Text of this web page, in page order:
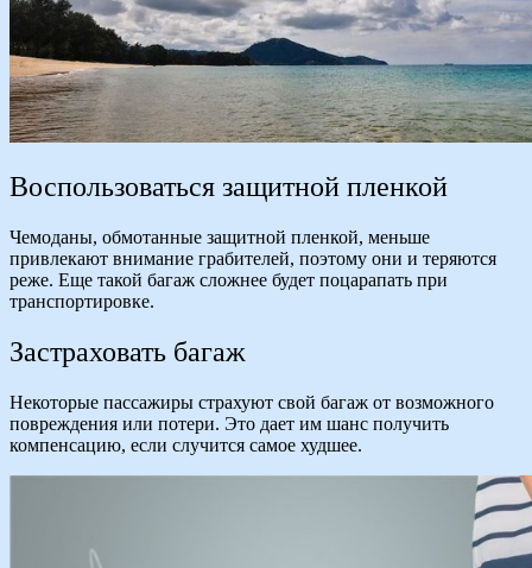
Воспользоваться защитной пленкой
Чемоданы, обмотанные защитной пленкой, меньше
привлекают внимание грабителей, поэтому они и теряются
реже. Еще такой багаж сложнее будет поцарапать при
транспортировке.
Застраховать багаж
Некоторые пассажиры страхуют свой багаж от возможного
повреждения или потери. Это дает им шанс получить
компенсацию, если случится самое худшее.